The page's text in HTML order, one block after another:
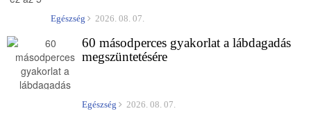
Egészség 2026. 08. 07.
60 másodperces gyakorlat a lábdagadás
megszüntetésére
Egészség 2026. 08. 07.